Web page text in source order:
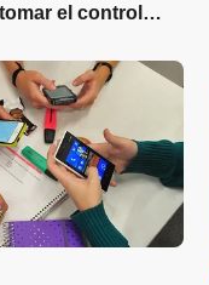
el control